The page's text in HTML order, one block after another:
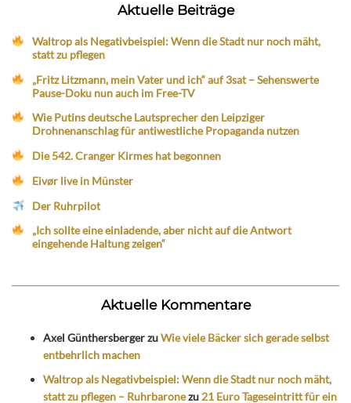
Aktuelle Beiträge
Waltrop als Negativbeispiel: Wenn die Stadt nur noch mäht,
statt zu pflegen
„Fritz Litzmann, mein Vater und ich“ auf 3sat – Sehenswerte
Pause-Doku nun auch im Free-TV
Wie Putins deutsche Lautsprecher den Leipziger
Drohnenanschlag für antiwestliche Propaganda nutzen
Die 542. Cranger Kirmes hat begonnen
Eivør live in Münster
Der Ruhrpilot
„Ich sollte eine einladende, aber nicht auf die Antwort
eingehende Haltung zeigen“
Aktuelle Kommentare
Axel GünthersbergerzuWie viele Bäcker sich gerade selbst
entbehrlich machen
Waltrop als Negativbeispiel: Wenn die Stadt nur noch mäht,
statt zu pflegen – Ruhrbaronezu 21 Euro Tageseintritt für ein